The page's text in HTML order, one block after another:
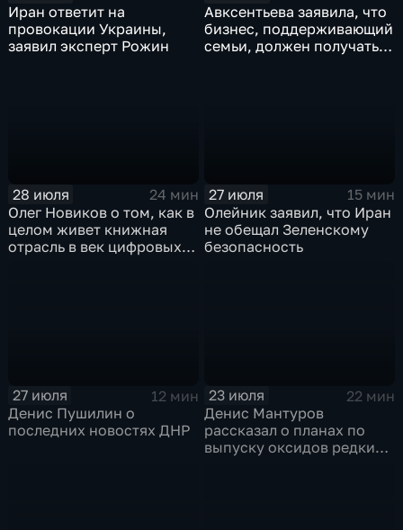
Иран ответит на
провокации Украины,
заявил эксперт Рожин
Авксентьева заявила, что
бизнес, поддерживающий
семьи, должен получать
28 июля
24 мин
Олег Новиков о том, как в
целом живет книжная
отрасль в век цифровых
27 июля
15 мин
Олейник заявил, что Иран
не обещал Зеленскому
безопасность
27 июля
12 мин
Денис Пушилин о
последних новостях ДНР
23 июля
22 мин
Денис Мантуров
рассказал о планах по
выпуску оксидов редких